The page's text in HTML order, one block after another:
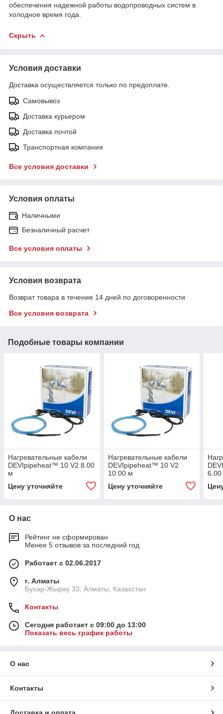
обеспечения надежной работы водопроводных систем в
холодное время года.
Скрыть
Условия доставки
Доставка осуществляется только по предоплате.
Самовывоз
Доставка курьером
Доставка почтой
Транспортная компания
Все условия доставки
Условия оплаты
Наличными
Безналичный расчет
Все условия оплаты
Условия возврата
Возврат товара в течение 14 дней по договоренности
Все условия возврата
Подобные товары компании
Нагревательные кабели
DEVIpipeheat™ 10 V2 8.00
м
Цену уточняйте
Нагревательные кабели
DEVIpipeheat™ 10 V2
10.00 м
Цену уточняйте
О нас
Рейтинг не сформирован
Менее 5 отзывов за последний год
Работает с 02.06.2017
г. Алматы
Бухар-Жырау 33, Алматы, Казахстан
Контакты
Сегодня работает с 09:00 до 13:00
Показать весь график работы
О нас
Контакты